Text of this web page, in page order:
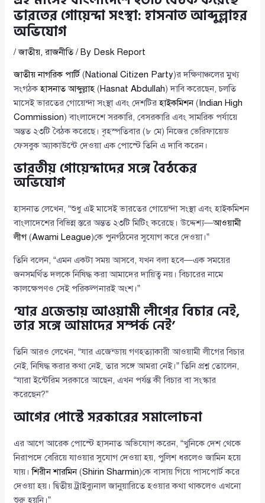
ভারতের গোয়েন্দা সংস্থা: হাসনাত আব্দুল্লাহর
অভিযোগ
/জাতীয়,রাজনীতি/ By Desk Report
জাতীয় নাগরিক পার্টি (National Citizen Party)র দক্ষিণাঞ্চলের মুখ্য
সংগঠকহাসনাত আব্দুল্লাহ (Hasnat Abdullah) দাবি করেছেন, চলতি
মাসেই ভারতের গোয়েন্দা সংস্থা এবং দেশটিরহাইকমিশন( Indian High
Commission) বাংলাদেশে সরকারি, বেসরকারি এবং সামরিক পর্যায়ে
অন্তত ২৩টি বৈঠক করেছে। বৃহস্পতিবার (৮ মে) নিজের ভেরিফায়েড
ফেসবুক অ্যাকাউন্টে দেওয়া এক পোস্টে তিনি এ দাবি করেন।
ভারতীয় গোয়েন্দাদের সঙ্গে বৈঠকের
অভিযোগ
হাসনাত লেখেন, “শুধু এই মাসেই ভারতের গোয়েন্দা সংস্থা এবং হাইকমিশন
বাংলাদেশের বিভিন্ন স্তরে অন্তত ২৩টি মিটিং করেছে। উদ্দেশ্য—আওয়ামী
লীগ(Awami League)কে পুনর্গঠনের সুযোগ করে দেওয়া।”
তিনি বলেন, “এমন একটা সময় আসবে, যখন বলা হবে—এক সময়ের
জনসমর্থিত দলকে নিষিদ্ধ করা আমাদের দায়িত্ব নয়। বিচারের নামে
কালক্ষেপণও সেই পরিকল্পনারই অংশ।”
‘যার এজেন্ডায় আওয়ামী লীগের বিচার নেই,
তার সঙ্গে আমাদের সম্পর্ক নেই’
তিনি আরও লেখেন, “যার এজেন্ডায় গণহত্যাকারী আওয়ামী লীগের বিচার
নেই, নিষিদ্ধ করার কথা নেই, তার সঙ্গে আমরা নেই।” তিনি প্রশ্ন তোলেন,
“যারা ইন্টেরিম সরকারে আছেন, এখন পর্যন্ত কী বিচার বা সংস্কার
করেছেন?”
আগের পোস্টে সরকারের সমালোচনা
এর আগে আরেক পোস্টে হাসনাত অভিযোগ করেন, “খুনিকে দেশ থেকে
নিরাপদে বেরিয়ে যাওয়ার সুযোগ দেওয়া হয়, পুলিশ ধরলেও জামিন হয়ে
যায়।শিরীন শারমিন(Shirin Sharmin)কে বাসায় গিয়ে পাসপোর্ট করে
দেওয়া হয়। দ্বিতীয় ট্রাইব্যুনাল জানুয়ারিতে হওয়ার কথা থাকলেও এখনো
শুরু হয়নি।”